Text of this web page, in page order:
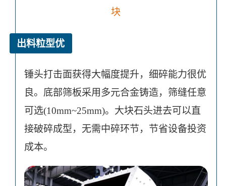
块
出料粒型优
锤头打击面获得大幅度提升，细碎能力很优
良。底部筛板采用多元合金铸造，筛缝任意
可选(10mm~25mm)。大块石头进去可以直
接破碎成型，无需中碎环节，节省设备投资
成本。